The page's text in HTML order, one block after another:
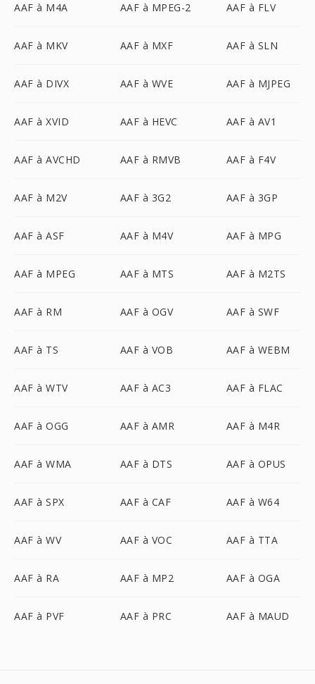
AAF à M4A AAF à MPEG-2 AAF à FLV
AAF à MKV AAF à MXF AAF à SLN
AAF à DIVX AAF à WVE AAF à MJPEG
AAF à XVID AAF à HEVC AAF à AV1
AAF à AVCHD AAF à RMVB AAF à F4V
AAF à M2V AAF à 3G2 AAF à 3GP
AAF à ASF AAF à M4V AAF à MPG
AAF à MPEG AAF à MTS AAF à M2TS
AAF à RM AAF à OGV AAF à SWF
AAF à TS AAF à VOB AAF à WEBM
AAF à WTV AAF à AC3 AAF à FLAC
AAF à OGG AAF à AMR AAF à M4R
AAF à WMA AAF à DTS AAF à OPUS
AAF à SPX AAF à CAF AAF à W64
AAF à WV AAF à VOC AAF à TTA
AAF à RA AAF à MP2 AAF à OGA
AAF à PVF AAF à PRC AAF à MAUD